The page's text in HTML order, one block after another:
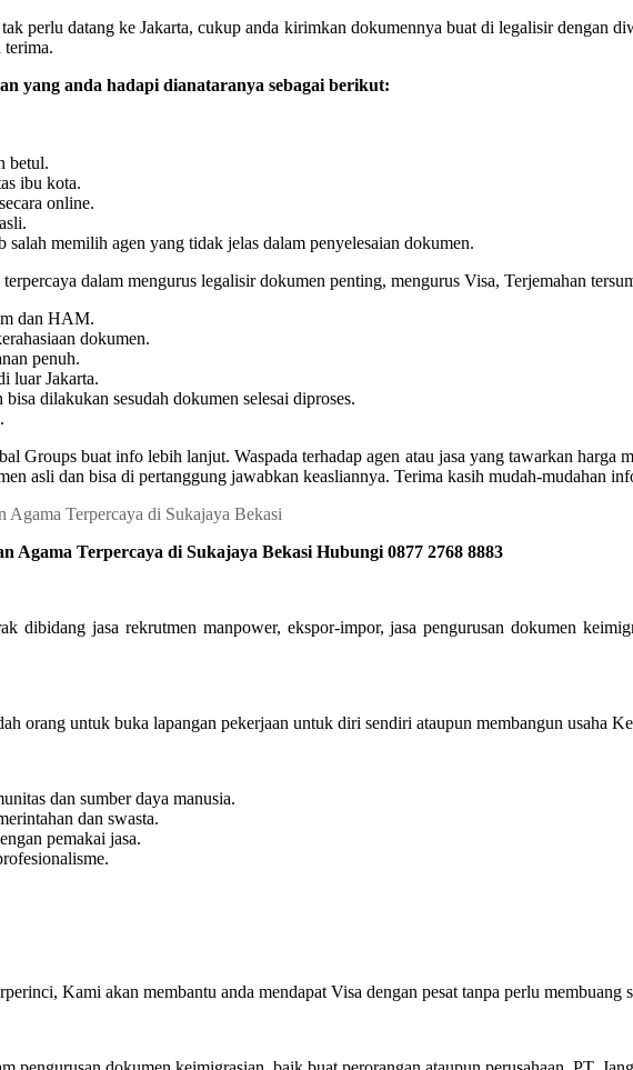
perlu datang ke Jakarta, cukup anda kirimkan dokumennya buat di legalisir dengan
terima.
yang anda hadapi dianataranya sebagai berikut:
betul.
ibu kota.
online.
salah memilih agen yang tidak jelas dalam penyelesaian dokumen.
dalam mengurus legalisir dokumen penting, mengurus Visa, Terjemahan
dan HAM.
dokumen.
penuh.
luar Jakarta.
dilakukan sesudah dokumen selesai diproses.
Groups buat info lebih lanjut. Waspada terhadap agen atau jasa yang tawarkan harga
asli dan bisa di pertanggung jawabkan keasliannya. Terima kasih mudah-mudahan
Terpercaya di Sukajaya Bekasi Hubungi 0877 2768 8883
dibidang jasa rekrutmen manpower, ekspor-impor, jasa pengurusan dokumen
orang untuk buka lapangan pekerjaan untuk diri sendiri ataupun membangun usaha
dan sumber daya manusia.
dan swasta.
pemakai jasa.
Kami akan membantu anda mendapat Visa dengan pesat tanpa perlu membuang